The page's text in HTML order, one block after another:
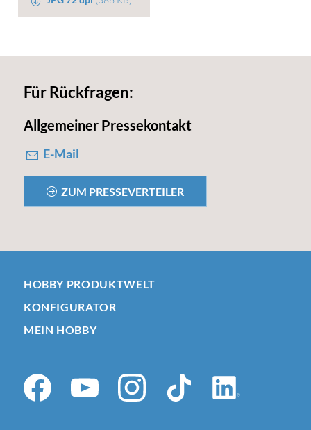
Für Rückfragen:
Allgemeiner Pressekontakt
E-Mail
ZUM PRESSEVERTEILER
HOBBY PRODUKTWELT
KONFIGURATOR
MEIN HOBBY